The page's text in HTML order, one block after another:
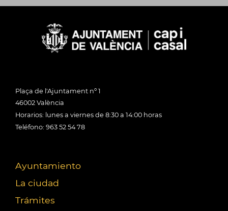
Plaça de l'Ajuntament nº 1
46002 València
Horarios: lunes a viernes de 8:30 a 14:00 horas
Teléfono: 963 52 54 78
Ayuntamiento
La ciudad
Trámites